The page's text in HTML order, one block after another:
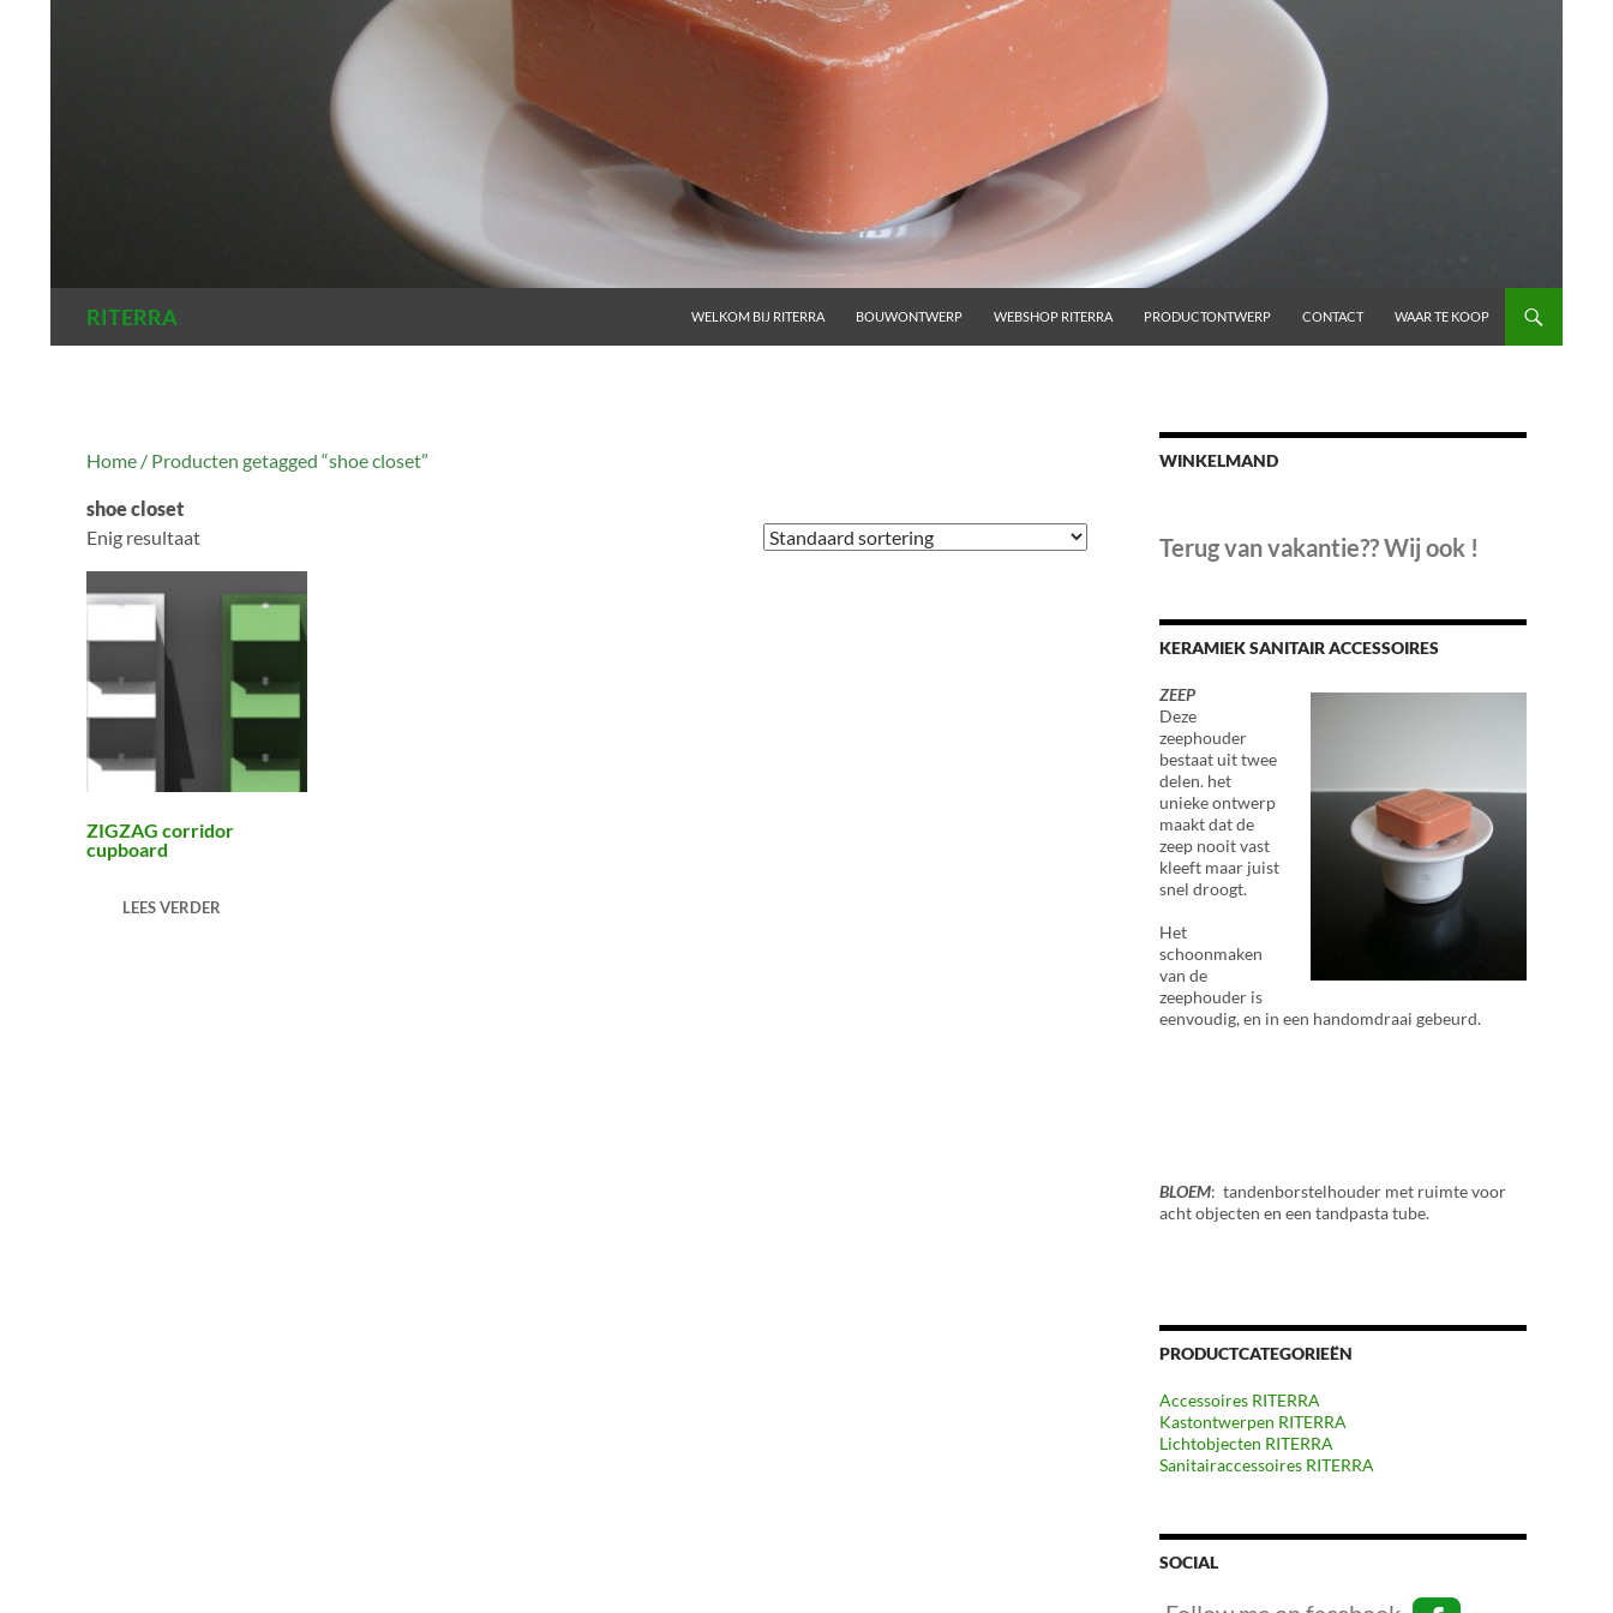
RITERRA
WELKOM BIJ RITERRA
BOUWONTWERP WEBSHOP RITERRA PRODUCTONTWERP CONTACT WAAR TE KOOP
Home / Producten getagged “shoe closet”
shoe closet
Enig resultaat
ZIGZAG corridor
cupboard
LEES VERDER
WINKELMAND
Terug van vakantie?? Wij ook !
KERAMIEK SANITAIR ACCESSOIRES
ZEEP
Deze
zeephouder
bestaat uit twee
delen. het
unieke ontwerp
maakt dat de
zeep nooit vast
kleeft maar juist
snel droogt.
Het
schoonmaken
van de
zeephouder is
eenvoudig, en in een handomdraai gebeurd.
BLOEM: tandenborstelhouder met ruimte voor
acht objecten en een tandpasta tube.
PRODUCTCATEGORIEËN
Accessoires RITERRA
Kastontwerpen RITERRA
Lichtobjecten RITERRA
Sanitairaccessoires RITERRA
SOCIAL